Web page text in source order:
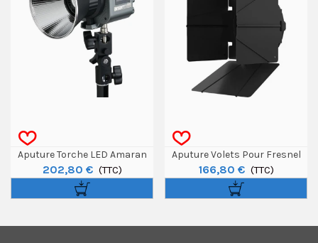
Aputure Torche LED Amaran
COB 60d
202,80 € (TTC)
Aputure Volets Pour Fresnel
F10
166,80 € (TTC)